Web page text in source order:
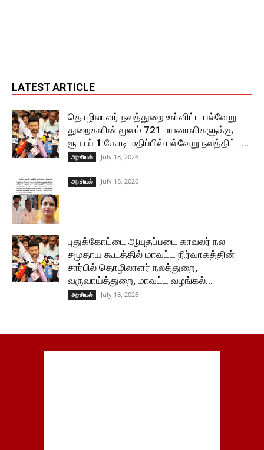
LATEST ARTICLE
தொழிலாளர் நலத்துறை உள்ளிட்ட பல்வேறு
துறைகளின் மூலம் 721 பயனாளிகளுக்கு
ரூபாய் 1 கோடி மதிப்பில் பல்வேறு நலத்திட்ட...
அரசியல் July 18, 2026
அரசியல் July 18, 2026
புதுக்கோட்டை ஆயுதப்படை காவலர் நல
சமுதாய கூடத்தில் மாவட்ட நிர்வாகத்தின்
சார்பில் தொழிலாளர் நலத்துறை,
வருவாய்த்துறை, மாவட்ட வழங்கல்...
அரசியல் July 18, 2026